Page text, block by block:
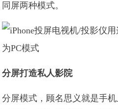
同屏两种模式。
分屏打造私人影院
分屏模式，顾名思义就是手